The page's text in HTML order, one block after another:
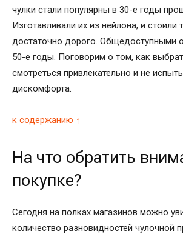
чулки стали популярны в 30-е годы
Изготавливали их из нейлона, и стоили
достаточно дорого. Общедоступными
50-е годы. Поговорим о том, как
смотреться привлекательно и не
дискомфорта.
к содержанию ↑
На что обратить
покупке?
Сегодня на полках магазинов можно
количество разновидностей чулочной